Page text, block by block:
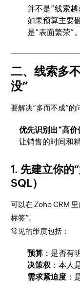
并不是“线索
如果预算主要
是“表面繁荣”。
二、线索多
没”
要解决“多而不成”的
优先识别出“高价
让销售的时间和
1. 先建立你的
SQL）
可以在 Zoho CRM
标签”。
常见的维度包括：
预算 ：是否有
决策权 ：本人
需求紧迫度 ：